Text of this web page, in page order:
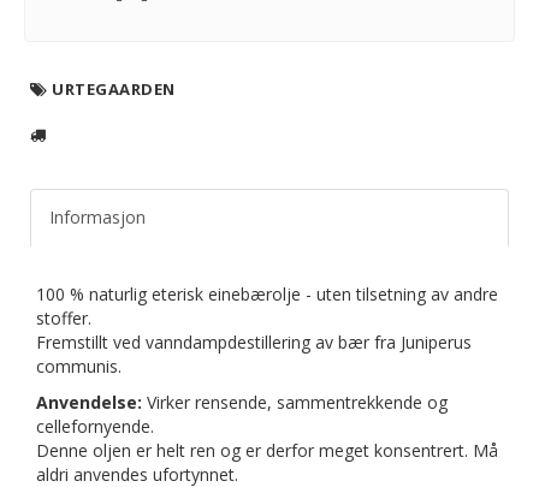
URTEGAARDEN
Informasjon
100 % naturlig eterisk einebærolje - uten tilsetning av andre
stoffer.
Fremstillt ved vanndampdestillering av bær fra Juniperus
communis.
Anvendelse: Virker rensende, sammentrekkende og
cellefornyende.
Denne oljen er helt ren og er derfor meget konsentrert. Må
aldri anvendes ufortynnet.